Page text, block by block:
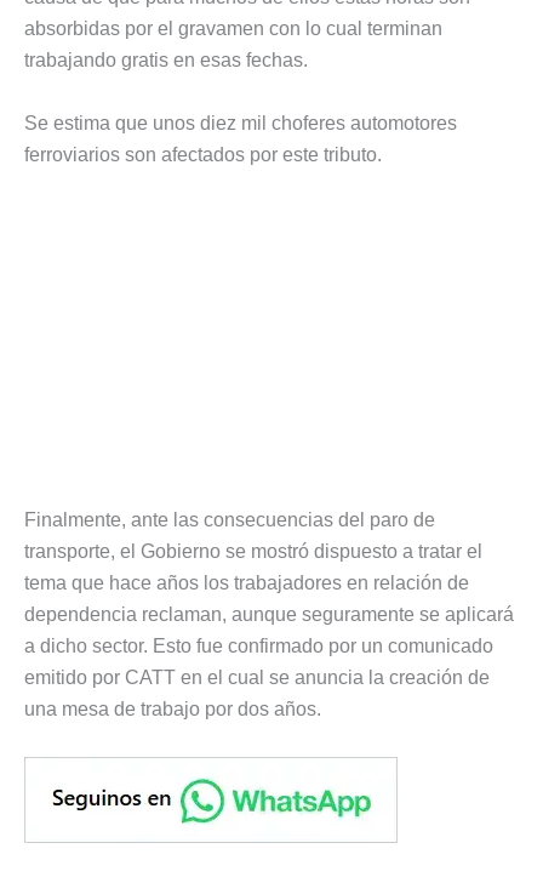
absorbidas por el gravamen con lo cual terminan
trabajando gratis en esas fechas.
Se estima que unos diez mil choferes automotores
ferroviarios son afectados por este tributo.
Finalmente, ante las consecuencias del paro de
transporte, el Gobierno se mostró dispuesto a tratar el
tema que hace años los trabajadores en relación de
dependencia reclaman, aunque seguramente se aplicará
a dicho sector. Esto fue confirmado por un comunicado
emitido por CATT en el cual se anuncia la creación de
una mesa de trabajo por dos años.